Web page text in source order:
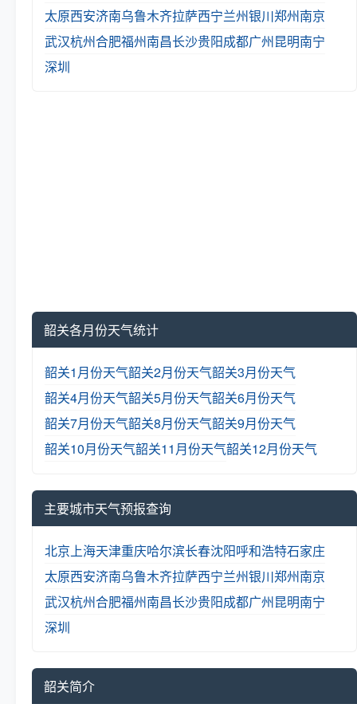
太原西安济南乌鲁木齐拉萨西宁兰州银川郑州南京
武汉杭州合肥福州南昌长沙贵阳成都广州昆明南宁
深圳
韶关各月份天气统计
韶关1月份天气韶关2月份天气韶关3月份天气
韶关4月份天气韶关5月份天气韶关6月份天气
韶关7月份天气韶关8月份天气韶关9月份天气
韶关10月份天气韶关11月份天气韶关12月份天气
主要城市天气预报查询
北京 上海天津重庆哈尔滨长春沈阳呼和浩特石家庄
太原西安济南乌鲁木齐拉萨西宁兰州银川郑州南京
武汉杭州合肥福州南昌长沙贵阳成都广州昆明南宁
深圳
韶关简介